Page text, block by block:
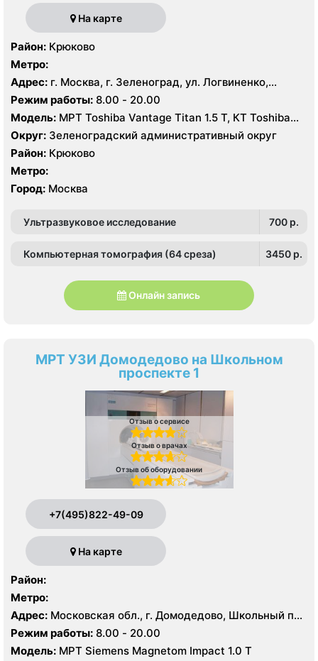
На карте
Район: Крюково
Метро:
Адрес: г. Москва, г. Зеленоград, ул. Логвиненко,
корпус 1514
Режим работы: 8.00 - 20.00
Модель: МРТ Toshiba Vantage Titan 1.5 Т, КТ Toshiba
Aquilion Prime CXL 32 среза, УЗИ Toshiba Aplio 500
Округ: Зеленоградский административный округ
Район: Крюково
Метро:
Город: Москва
Ультразвуковое исследование 700 p.
Компьютерная томография (64 среза) 3450 p.
Онлайн запись
МРТ УЗИ Домодедово на Школьном
проспекте 1
Отзыв о сервисе
Отзыв о врачах
Отзыв об оборудовании
+7(495)822-49-09
На карте
Район:
Метро:
Адрес: Московская обл., г. Домодедово, Школьный пр.,
1
Режим работы:
8.00 - 20.00
Модель: МРТ Siemens Magnetom Impact 1.0 Т